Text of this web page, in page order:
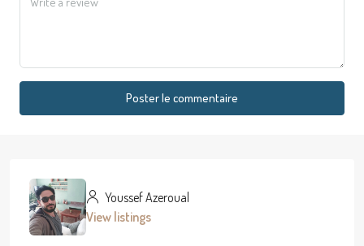
Poster le commentaire
Youssef Azeroual
View listings